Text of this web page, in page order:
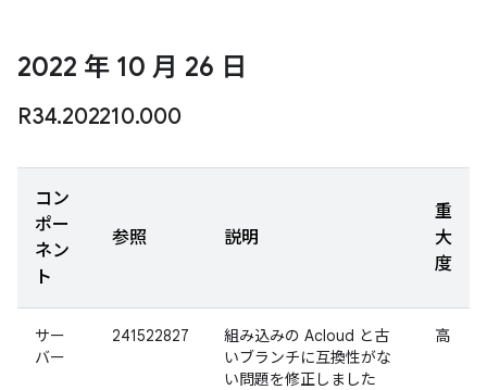
2022 年 10 月 26 日
R34.202210.000
コン
ポー
ネン
ト
参照 説明
重
大
度
サー
バー
241522827
組み込みの Acloud と古
いブランチに互換性がな
い問題を修正しました
高